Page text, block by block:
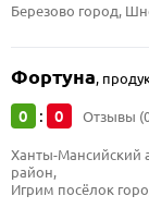
Березово город,
Фортуна,
0 : 0 Отзывы
Ханты-Мансийский
район,
Игрим посёлок